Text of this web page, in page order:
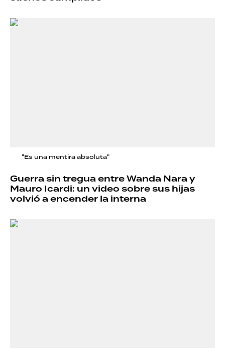
"Es una mentira absoluta"
Guerra sin tregua entre Wanda Nara y
Mauro Icardi: un video sobre sus hijas
volvió a encender la interna